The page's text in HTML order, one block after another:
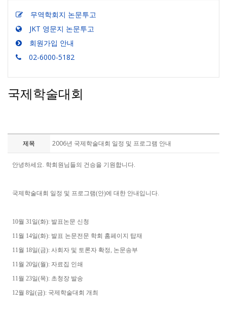
무역학회지 논문투고
JKT 영문지 논문투고
회원가입 안내
02-6000-5182
국제학술대회
제목 2006년 국제학술대회 일정 및 프로그램 안내
안녕하세요. 학회원님들의 건승을 기원합니다.
국제학술대회 일정 및 프로그램(안)에 대한 안내입니다.
10월 31일(화): 발표논문 신청
11월 14일(화): 발표 논문전문 학회 홈페이지 탑재
11월 18일(금): 사회자 및 토론자 확정, 논문송부
11월 20일(월): 자료집 인쇄
11월 23일(목): 초청장 발송
12월 8일(금): 국제학술대회 개최